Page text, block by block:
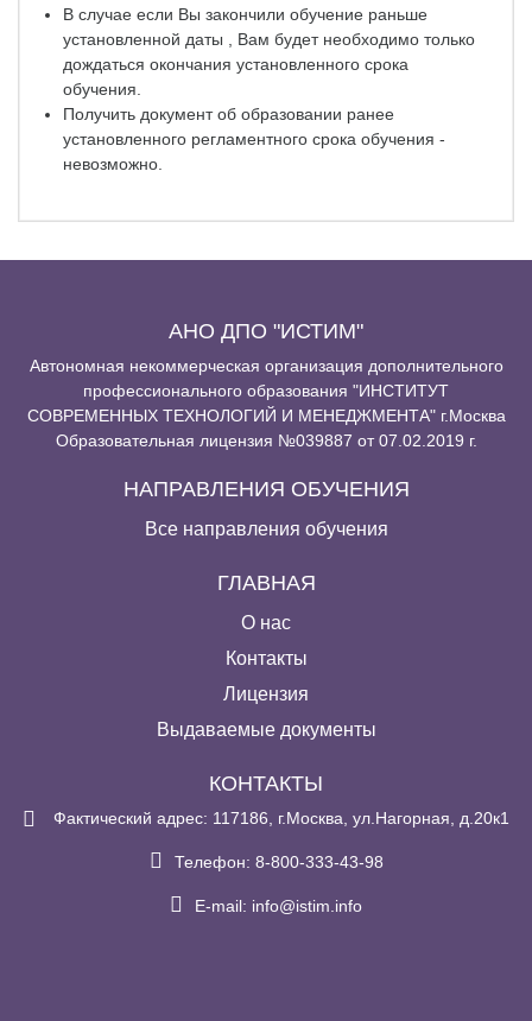
В случае если Вы закончили обучение раньше
установленной даты , Вам будет необходимо только
дождаться окончания установленного срока
обучения.
Получить документ об образовании ранее
установленного регламентного срока обучения -
невозможно.
АНО ДПО "ИСТИМ"
Автономная некоммерческая организация дополнительного
профессионального образования "ИНСТИТУТ
СОВРЕМЕННЫХ ТЕХНОЛОГИЙ И МЕНЕДЖМЕНТА" г.Москва
Образовательная лицензия №039887 от 07.02.2019 г.
НАПРАВЛЕНИЯ ОБУЧЕНИЯ
Все направления обучения
ГЛАВНАЯ
О нас
Контакты
Лицензия
Выдаваемые документы
КОНТАКТЫ
Фактический адрес: 117186, г.Москва, ул.Нагорная, д.20к1
Телефон: 8-800-333-43-98
E-mail: info@istim.info